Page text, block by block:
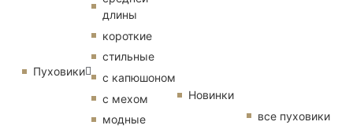
Пуховики
длины
короткие
стильные
с капюшоном
с мехом
модные
Новинки
все пуховики